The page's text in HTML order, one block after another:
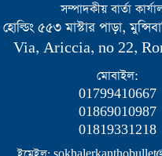
সম্পাদকীয় বার্তা
হোল্ডিং ৫৫৩ মাস্টার পাড়া,
Via, Ariccia, no 22,
মোবাইল:
01799410667
01869010987
01819331218